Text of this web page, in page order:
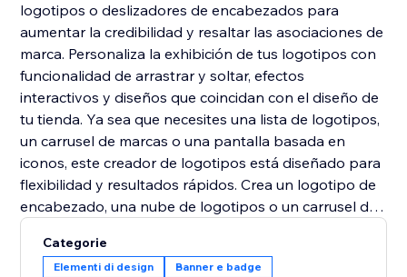
logotipos o deslizadores de encabezados para
aumentar la credibilidad y resaltar las asociaciones de
marca. Personaliza la exhibición de tus logotipos con
funcionalidad de arrastrar y soltar, efectos
interactivos y diseños que coincidan con el diseño de
tu tienda. Ya sea que necesites una lista de logotipos,
un carrusel de marcas o una pantalla basada en
iconos, este creador de logotipos está diseñado para
flexibilidad y resultados rápidos. Crea un logotipo de
encabezado, una nube de logotipos o un carrusel de
Categorie
Elementi di design Banner e badge